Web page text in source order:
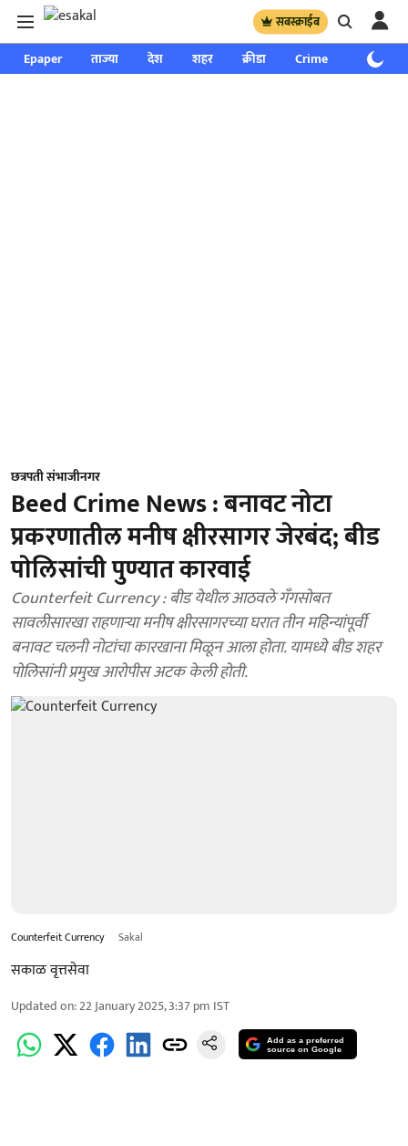
सबस्क्राईब
Epaper ताज्या देश शहर क्रीडा Crime साप्ताहिक
छत्रपती संभाजीनगर
Beed Crime News : बनावट नोटा
प्रकरणातील मनीष क्षीरसागर जेरबंद; बीड
पाेलिसांची पुण्यात कारवाई
Counterfeit Currency : बीड येथील आठवले गॅंगसोबत
सावलीसारखा राहणाऱ्या मनीष क्षीरसागरच्या घरात तीन महिन्यांपूर्वी
बनावट चलनी नोटांचा कारखाना मिळून आला होता. यामध्ये बीड शहर
पोलिसांनी प्रमुख आरोपीस अटक केली होती.
Counterfeit Currency Sakal
सकाळ वृत्तसेवा
Updated on:22 January 2025, 3:37 pm IST
Add as a preferred
source on Google